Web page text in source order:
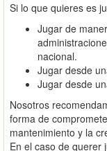
Si lo que quieres es
Jugar de
nacional.
Jugar desde
Jugar desde
Nosotros
forma de
mantenimiento y la
En el caso de querer